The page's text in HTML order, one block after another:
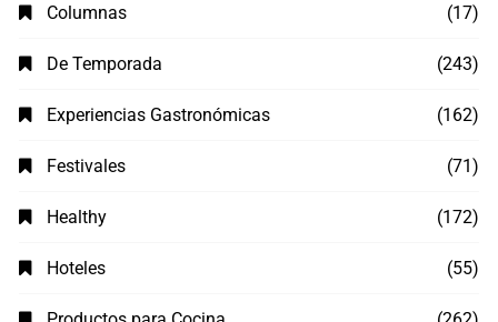
Columnas (17)
De Temporada (243)
Experiencias Gastronómicas (162)
Festivales (71)
Healthy (172)
Hoteles (55)